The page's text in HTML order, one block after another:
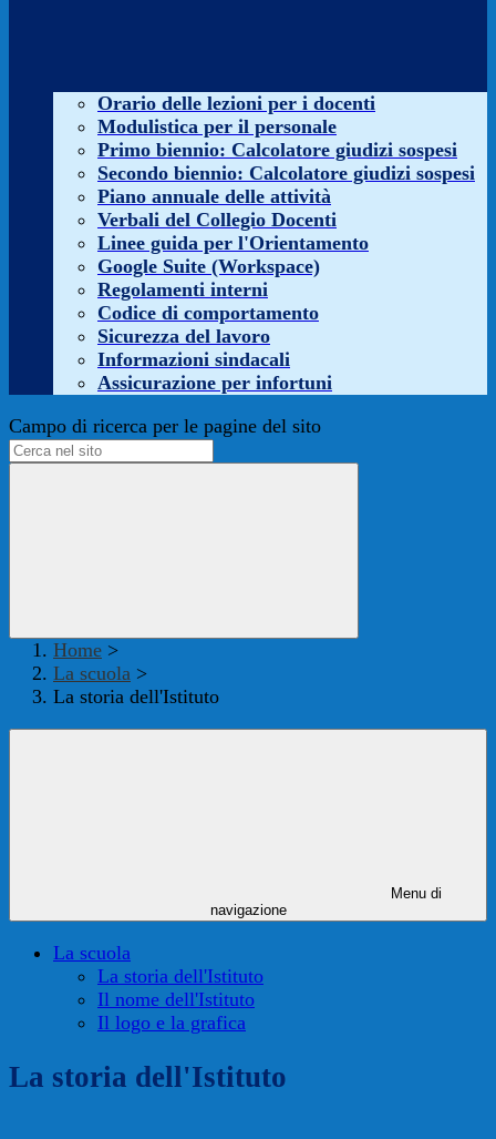
Orario delle lezioni per i docenti
Modulistica per il personale
Primo biennio: Calcolatore giudizi sospesi
Secondo biennio: Calcolatore giudizi sospesi
Piano annuale delle attività
Verbali del Collegio Docenti
Linee guida per l'Orientamento
Google Suite (Workspace)
Regolamenti interni
Codice di comportamento
Sicurezza del lavoro
Informazioni sindacali
Assicurazione per infortuni
Campo di ricerca per le pagine del sito
Home >
La scuola >
La storia dell'Istituto
Menu di
navigazione
La scuola
La storia dell'Istituto
Il nome dell'Istituto
Il logo e la grafica
La storia dell'Istituto